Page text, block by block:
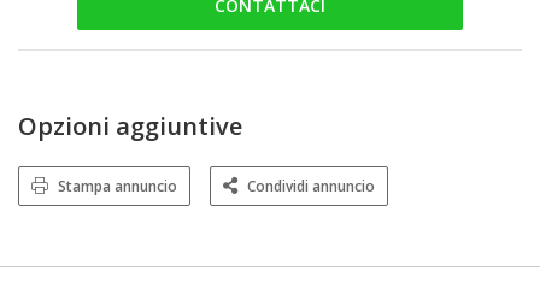
CONTATTACI
Opzioni aggiuntive
Stampa annuncio Condividi annuncio